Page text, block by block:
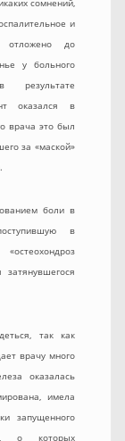
сомнений,
и
отложено до
у больного
результате
оказался в
врача это был
за «маской»
боли в
в
затянувшегося
так как
врачу много
оказалась
имела
запущенного
о которых